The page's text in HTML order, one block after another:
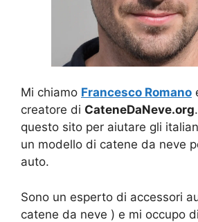
Mi chiamo Francesco Romano
creatore di CateneDaNeve.org
questo sito per aiutare gli
un modello di catene da neve
auto.
Sono un esperto di accessori
catene da neve ) e mi occupo